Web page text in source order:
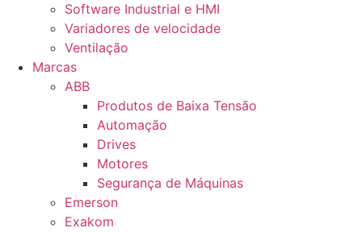
Software Industrial e HMI
Variadores de velocidade
Ventilação
Marcas
ABB
Produtos de Baixa Tensão
Automação
Drives
Motores
Segurança de Máquinas
Emerson
Exakom